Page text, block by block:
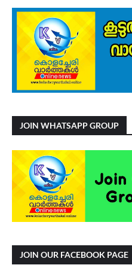
JOIN WHATSAPP GROUP
JOIN OUR FACEBOOK PAGE